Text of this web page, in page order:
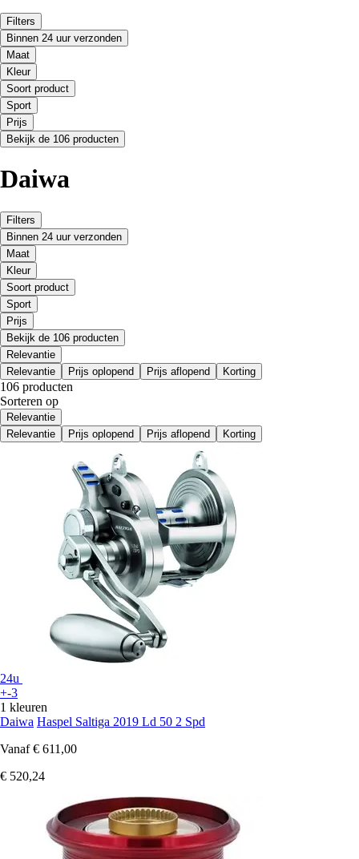
Filters
Binnen 24 uur verzonden
Maat
Kleur
Soort product
Sport
Prijs
Bekijk de 106 producten
Daiwa
Filters
Binnen 24 uur verzonden
Maat
Kleur
Soort product
Sport
Prijs
Bekijk de 106 producten
Relevantie
Relevantie
Prijs oplopend Prijs aflopend Korting
106 producten
Sorteren op
Relevantie
Relevantie
Prijs oplopend Prijs aflopend Korting
24u
+-3
1 kleuren
Daiwa Haspel Saltiga 2019 Ld 50 2 Spd
Vanaf € 611,00
€ 520,24